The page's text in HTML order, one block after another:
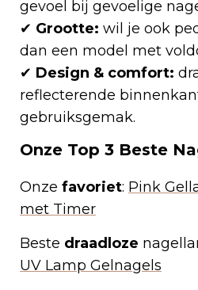
gevoel bij gevoelige
✔ Grootte: wil je ook
dan een model met
✔ Design & comfort:
reflecterende
gebruiksgemak.
Onze Top 3 Beste
Onze favoriet: Pink
met Timer
Beste draadloze
UV Lamp Gelnagels